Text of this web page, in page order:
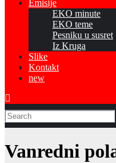
Emisije
EKO minute
EKO teme
Pesniku u susret
Iz Kruga
Slike
Kontakt
new
Vanredni